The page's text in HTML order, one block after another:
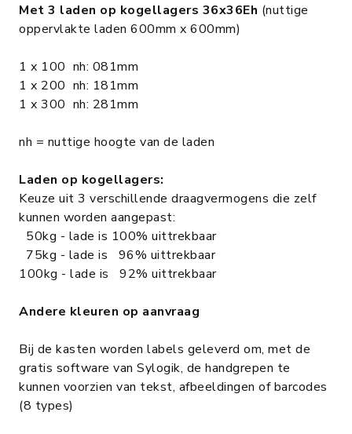
Met 3 laden op kogellagers 36x36Eh (nuttige
oppervlakte laden 600mm x 600mm)
1 x 100 nh: 081mm
1 x 200 nh: 181mm
1 x 300 nh: 281mm
nh = nuttige hoogte van de laden
Laden op kogellagers:
Keuze uit 3 verschillende draagvermogens die zelf
kunnen worden aangepast:
50kg - lade is 100% uittrekbaar
75kg - lade is 96% uittrekbaar
100kg - lade is 92% uittrekbaar
Andere kleuren op aanvraag
Bij de kasten worden labels geleverd om, met de
gratis software van Sylogik, de handgrepen te
kunnen voorzien van tekst, afbeeldingen of barcodes
(8 types)